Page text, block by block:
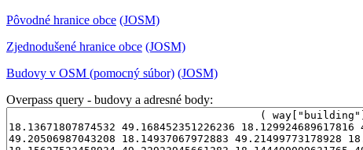
Pôvodné hranice obce (JOSM)
Zjednodušené hranice obce (JOSM)
Budovy v OSM (pomocný súbor) (JOSM)
Overpass query - budovy a adresné body: